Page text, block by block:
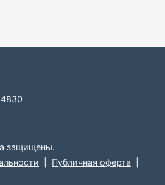
защищены.
Публичная оферта